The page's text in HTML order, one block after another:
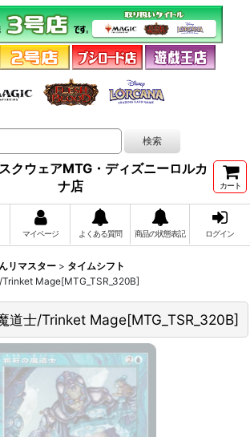
クウェアMTG・ディズニーロルカ
ナ店
カート
マイページ よくある質問 商品の状態表記 ログイン
リマスター > タイムシフト
Trinket Mage[MTG_TSR_320B]
道士/Trinket Mage[MTG_TSR_320B]